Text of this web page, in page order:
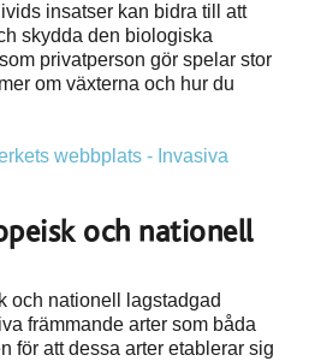
insatser kan bidra till att
skydda den biologiska
privatperson gör spelar stor
om växterna och hur du
webbplats - Invasiva
och nationell
och nationell lagstadgad
främmande arter som båda
för att dessa arter etablerar sig